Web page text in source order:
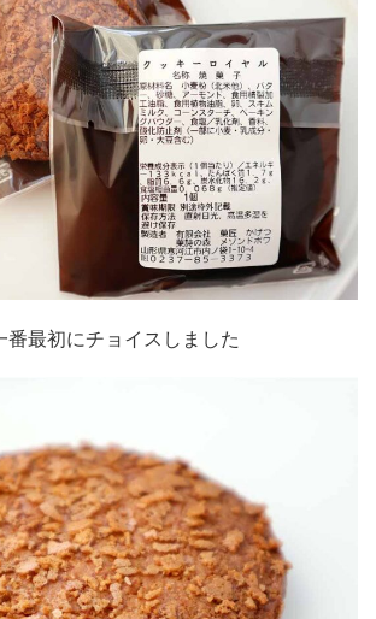
番最初にチョイスしました